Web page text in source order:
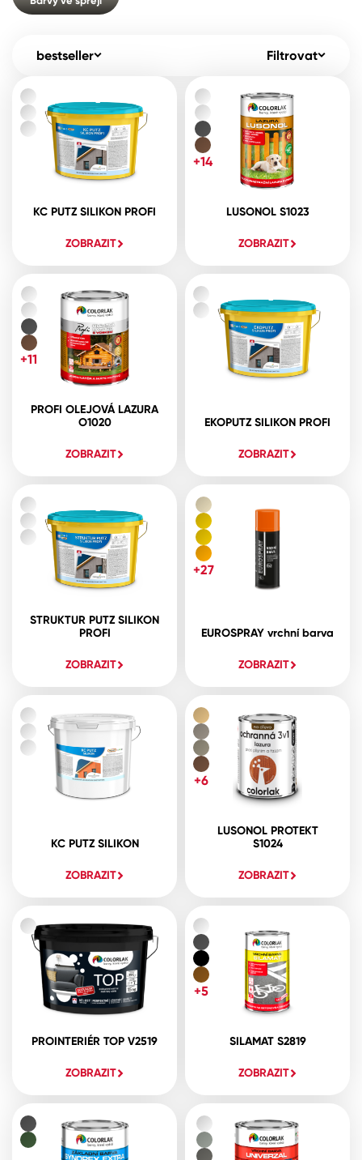
Pro akcionáře
B2B +420 800 145 555
Po – Pá: 8:00–15:00
Česko
Slovensko Worldwide
bestseller Filtrovat
KC PUTZ SILIKON PROFI
ZOBRAZIT
LUSONOL S1023
ZOBRAZIT
+14
PROFI OLEJOVÁ LAZURA
O1020
ZOBRAZIT
+11
EKOPUTZ SILIKON PROFI
ZOBRAZIT
STRUKTUR PUTZ SILIKON
PROFI
ZOBRAZIT
EUROSPRAY vrchní barva
ZOBRAZIT
+27
KC PUTZ SILIKON
ZOBRAZIT
LUSONOL PROTEKT
S1024
ZOBRAZIT
+6
PROINTERIÉR TOP V2519
ZOBRAZIT
SILAMAT S2819
ZOBRAZIT
+5